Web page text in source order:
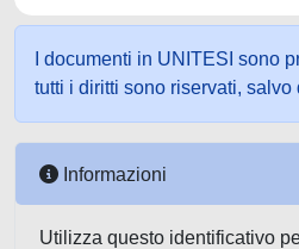
I documenti in UNITESI sono
tutti i diritti sono riservati,
Informazioni
Utilizza questo identificativo